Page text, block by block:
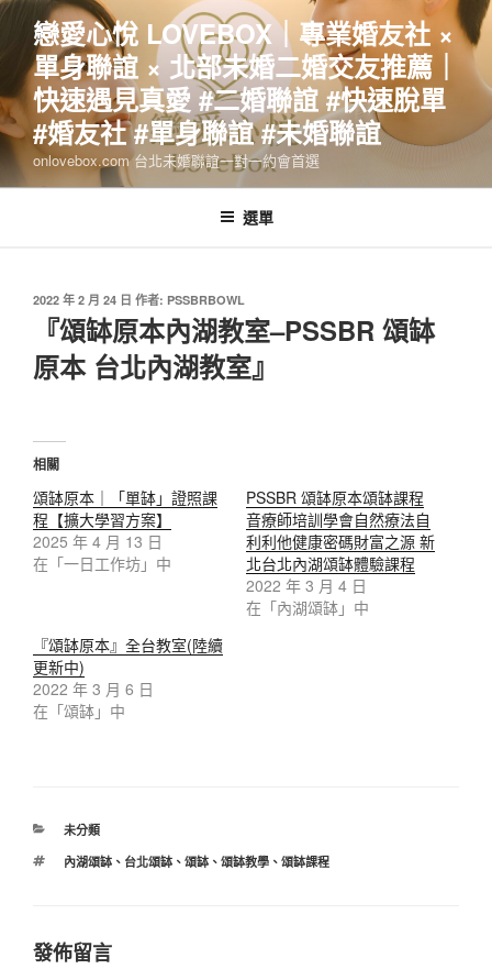
跳
主
要
內
容
戀愛心悅 LOVEBOX｜專業婚友社 ×
單身聯誼 × 北部未婚二婚交友推薦｜
快速遇見真愛 #二婚聯誼 #快速脫單
#婚友社 #單身聯誼 #未婚聯誼
onlovebox.com 台北未婚聯誼一對一約會首選
選單
發
2022 年 2 月 24 日 作者: PSSBRBOWL
『頌缽原本內湖教室–PSSBR 頌缽
原本 台北內湖教室』
相關
頌缽原本｜「單缽」證照課
程【擴大學習方案】
2025 年 4 月 13 日
在「一日工作坊」中
PSSBR 頌缽原本頌缽課程
音療師培訓學會自然療法自
利利他健康密碼財富之源 新
北台北內湖頌缽體驗課程
2022 年 3 月 4 日
在「內湖頌缽」中
『頌缽原本』全台教室(陸續
更新中)
2022 年 3 月 6 日
在「頌缽」中
分
未分類
標
內湖頌缽、 台北頌缽、 頌缽、 頌缽教學、 頌缽課程
發佈留言